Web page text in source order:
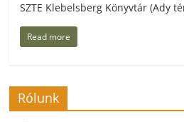
SZTE Klebelsberg Könyvtár (Ady
Read more
Rólunk